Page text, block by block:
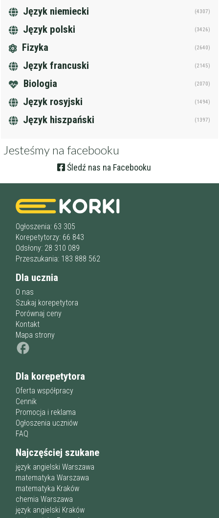
Język niemiecki (4307)
Język polski (3426)
Fizyka (2640)
Język francuski (2145)
Biologia (2070)
Język rosyjski (1494)
Język hiszpański (1397)
Jesteśmy na facebooku
Śledź nas na Facebooku
Ogłoszenia: 63 305
Korepetytorzy: 66 843
Odsłony: 28 310 089
Przeszukania: 183 888 562
Dla ucznia
O nas
Szukaj korepetytora
Porównaj ceny
Kontakt
Mapa strony
Dla korepetytora
Oferta współpracy
Cennik
Promocja i reklama
Ogłoszenia uczniów
FAQ
Najczęściej szukane
język angielski Warszawa
matematyka Warszawa
matematyka Kraków
chemia Warszawa
język angielski Kraków